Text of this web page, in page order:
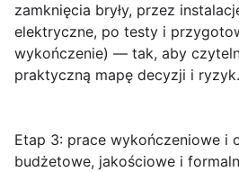
zamknięcia bryły, przez
elektryczne, po testy i
wykończenie) — tak, aby
praktyczną mapę decyzji i ryzyk.
Etap 3: prace wykończeniowe i
budżetowe, jakościowe i